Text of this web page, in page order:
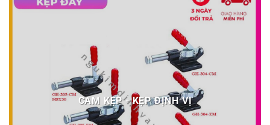
CAM KẸP - KẸP ĐỊNH VỊ